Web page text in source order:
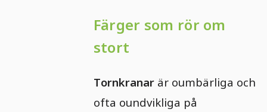
Färger som rör om
stort
Tornkranarär oumbärliga och
ofta oundvikliga på